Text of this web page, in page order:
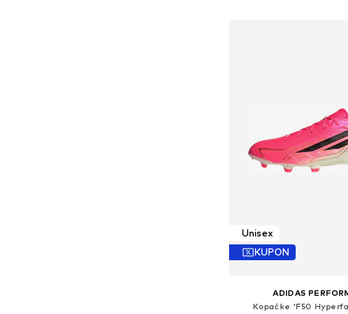
Unisex
KUPON
ADIDAS
Kopačke 'F50